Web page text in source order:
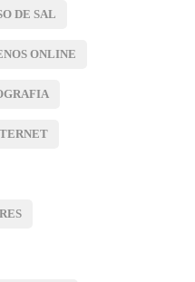
DE SAL
ONLINE